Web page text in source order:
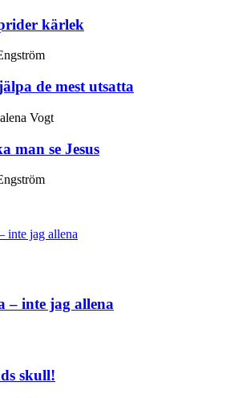
kärlek
de mest utsatta
Vogt
man se Jesus
– inte jag allena
skull!